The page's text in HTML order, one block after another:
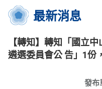
最新消息
【轉知】轉知「國立
遴選委員會公 告」1份
發布